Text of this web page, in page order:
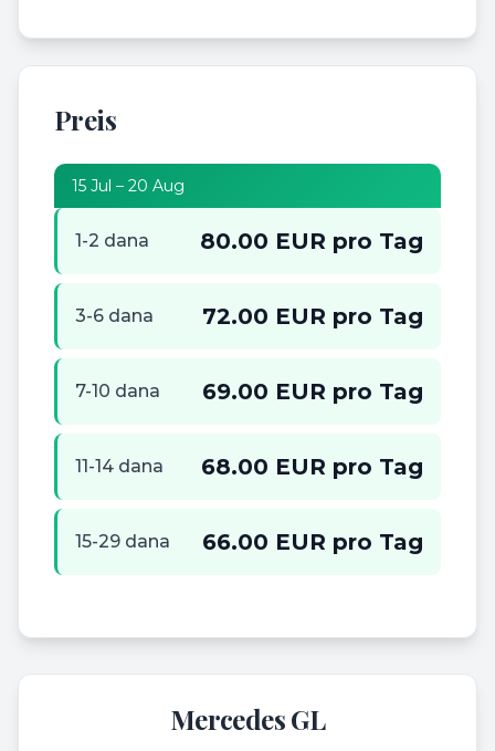
Preis
15 Jul – 20 Aug
1-2 dana 80.00 EUR pro Tag
3-6 dana 72.00 EUR pro Tag
7-10 dana 69.00 EUR pro Tag
11-14 dana 68.00 EUR pro Tag
15-29 dana 66.00 EUR pro Tag
Mercedes GL